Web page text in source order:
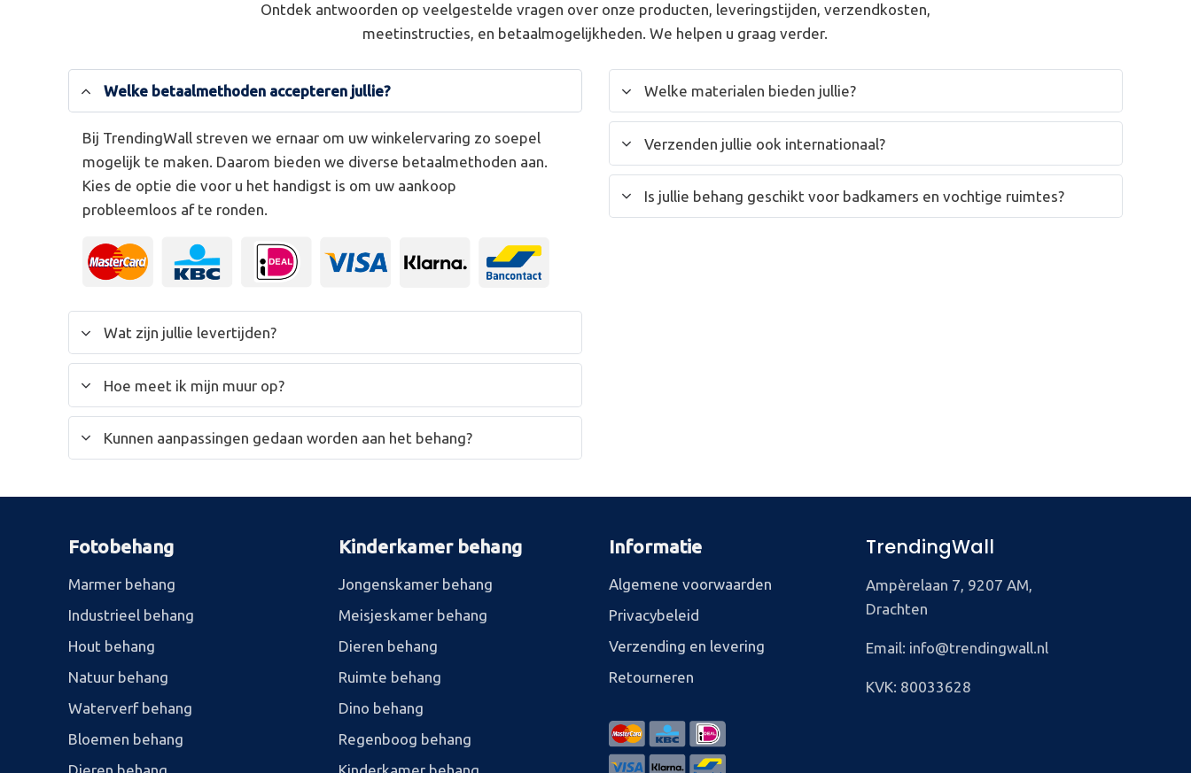
Ontdek antwoorden op veelgestelde vragen over onze producten, leveringstijden, verzendkosten,
meetinstructies, en betaalmogelijkheden. We helpen u graag verder.
Welke betaalmethoden accepteren jullie?
Bij TrendingWall streven we ernaar om uw winkelervaring zo soepel
mogelijk te maken. Daarom bieden we diverse betaalmethoden aan.
Kies de optie die voor u het handigst is om uw aankoop
probleemloos af te ronden.
Wat zijn jullie levertijden?
Hoe meet ik mijn muur op?
Kunnen aanpassingen gedaan worden aan het behang?
Welke materialen bieden jullie?
Verzenden jullie ook internationaal?
Is jullie behang geschikt voor badkamers en vochtige ruimtes?
Fotobehang
Marmer behang
Industrieel behang
Hout behang
Natuur behang
Waterverf behang
Bloemen behang
Kinderkamer behang
Jongenskamer behang
Meisjeskamer behang
Dieren behang
Ruimte behang
Dino behang
Regenboog behang
Informatie
Algemene voorwaarden
Privacybeleid
Verzending en levering
Retourneren
TrendingWall
Ampèrelaan 7, 9207 AM,
Drachten
Email: info@trendingwall.nl
KVK: 80033628